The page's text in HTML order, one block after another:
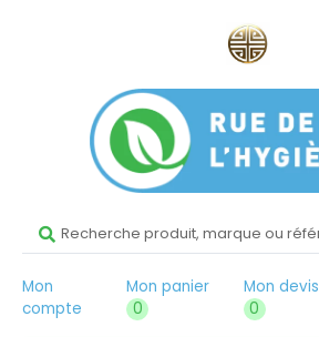
Mon
compte
Mon panier
0
Mon devis
0